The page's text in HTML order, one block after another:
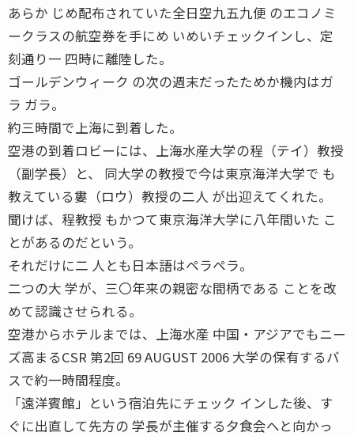
あらか じめ配布されていた全日空九五九便 のエコノミ
ークラスの航空券を手にめ いめいチェックインし、定
刻通り一 四時に離陸した。
ゴールデンウィーク の次の週末だったためか機内はガ
ラ ガラ。
約三時間で上海に到着した。
空港の到着ロビーには、上海水産大学の程（テイ）教授
（副学長）と、 同大学の教授で今は東京海洋大学で も
教えている婁（ロウ）教授の二人 が出迎えてくれた。
聞けば、程教授 もかつて東京海洋大学に八年間いた こ
とがあるのだという。
それだけに二 人とも日本語はペラペラ。
二つの大 学が、三〇年来の親密な間柄である ことを改
めて認識させられる。
空港からホテルまでは、上海水産 中国・アジアでもニー
ズ高まるCSR 第2回 69 AUGUST 2006 大学の保有するバ
スで約一時間程度。
「遠洋賓館」という宿泊先にチェック インした後、す
ぐに出直して先方の 学長が主催する夕食会へと向かっ